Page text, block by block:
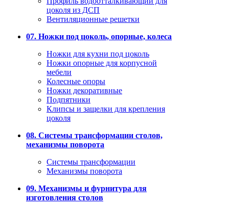
цоколя из ДСП
Вентиляционные решетки
07. Ножки под цоколь, опорные, колеса
Ножки для кухни под цоколь
Ножки опорные для корпусной
мебели
Колесные опоры
Ножки декоративные
Подпятники
Клипсы и защелки для крепления
цоколя
08. Системы трансформации столов,
механизмы поворота
Системы трансформации
Механизмы поворота
09. Механизмы и фурнитура для
изготовления столов